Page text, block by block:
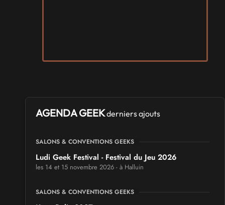
AGENDA GEEKderniers ajouts
SALONS & CONVENTIONS GEEKS
Ludi Geek Festival - Festival du Jeu 2026
les 14 et 15 novembre 2026 - à Halluin
SALONS & CONVENTIONS GEEKS